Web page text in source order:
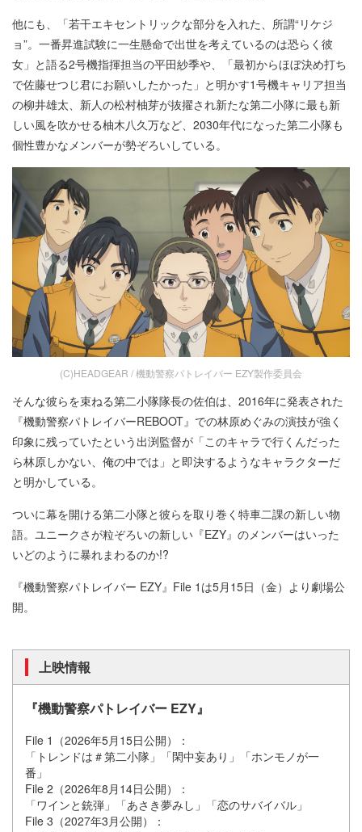
他にも、「若干エキセントリックな部分を入れた、所謂“リケジ
ョ”。一番昇進試験に一生懸命で出世を考えているのは恐らく彼
女」と語る2号機指揮担当の平田紗季や、「最初からほぼ決め打ち
で佐藤せつじ君にお願いしたかった」と明かす1号機キャリア担当
の柳井雄太、新人の松村柚芽が抜擢され新たな第二小隊に最も新
しい風を吹かせる柚木八久万など、2030年代になった第二小隊も
個性豊かなメンバーが勢ぞろいしている。
(C)HEADGEAR / 機動警察パトレイバー EZY製作委員会
そんな彼らを束ねる第二小隊隊長の佐伯は、2016年に発表された
『機動警察パトレイバーREBOOT』での林原めぐみの演技が強く
印象に残っていたという出渕監督が「このキャラで行くんだった
ら林原しかない、俺の中では」と即決するようなキャラクターだ
と明かしている。
ついに幕を開ける第二小隊と彼らを取り巻く特車二課の新しい物
語。ユニークさが粒ぞろいの新しい『EZY』のメンバーはいった
いどのように暴れまわるのか!?
『機動警察パトレイバー EZY』File 1は5月15日（金）より劇場公
開。
上映情報
『機動警察パトレイバー EZY』
File 1（2026年5月15日公開）：
「トレンドは＃第二小隊」「閑中妄あり」「ホンモノが一
番」
File 2（2026年8月14日公開）：
「ワインと銃弾」「あさき夢みし」「恋のサバイバル」
File 3（2027年3月公開）：